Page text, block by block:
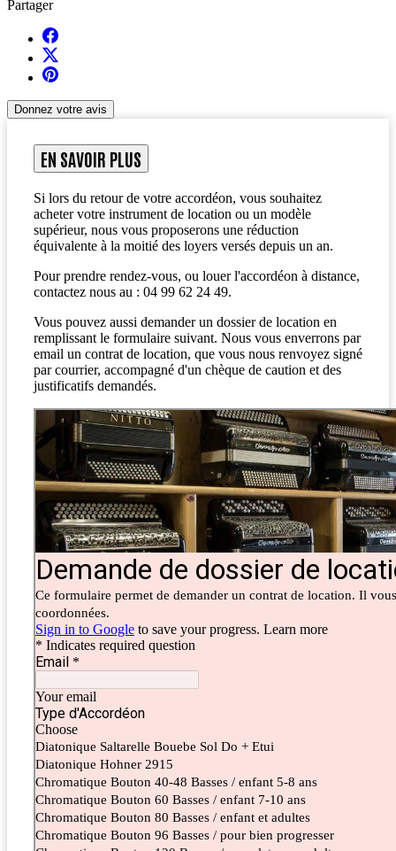
Partager
Donnez votre avis
EN SAVOIR PLUS
Si lors du retour de votre accordéon, vous souhaitez
acheter votre instrument de location ou un modèle
supérieur, nous vous proposerons une réduction
équivalente à la moitié des loyers versés depuis un an.
Pour prendre rendez-vous, ou louer l'accordéon à distance,
contactez nous au : 04 99 62 24 49.
Vous pouvez aussi demander un dossier de location en
remplissant le formulaire suivant. Nous vous enverrons par
email un contrat de location, que vous nous renvoyez signé
par courrier, accompagné d'un chèque de caution et des
justificatifs demandés.